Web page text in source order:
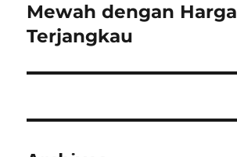
post:
Mewah dengan Harga
Terjangkau